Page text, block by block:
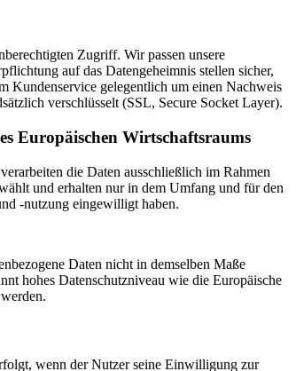
Zugriff. Wir passen unsere
auf das Datengeheimnis stellen sicher,
Kundenservice gelegentlich um einen Nachweis
verschlüsselt (SSL, Secure Socket Layer).
Europäischen Wirtschaftsraums
die Daten ausschließlich im Rahmen
und erhalten nur in dem Umfang und für den
-nutzung eingewilligt haben.
Daten nicht in demselben Maße
hohes Datenschutzniveau wie die Europäische
wenn der Nutzer seine Einwilligung zur